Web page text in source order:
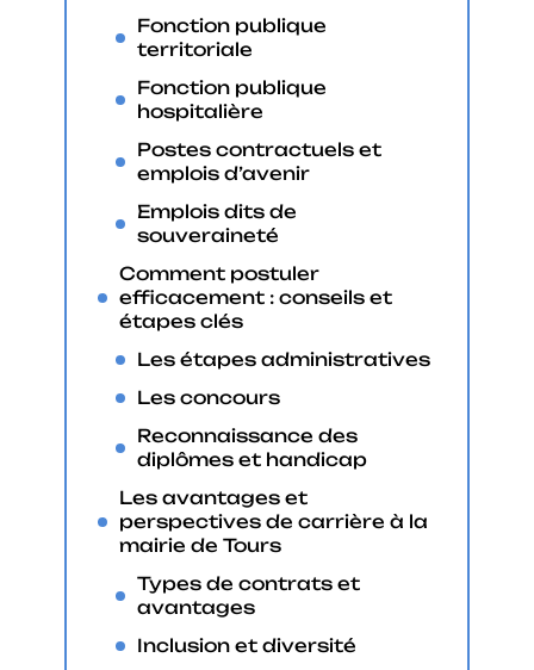
Fonction publique
territoriale
Fonction publique
hospitalière
Postes contractuels et
emplois d’avenir
Emplois dits de
souveraineté
Comment postuler
efficacement : conseils et
étapes clés
Les étapes administratives
Les concours
Reconnaissance des
diplômes et handicap
Les avantages et
perspectives de carrière à la
mairie de Tours
Types de contrats et
avantages
Inclusion et diversité